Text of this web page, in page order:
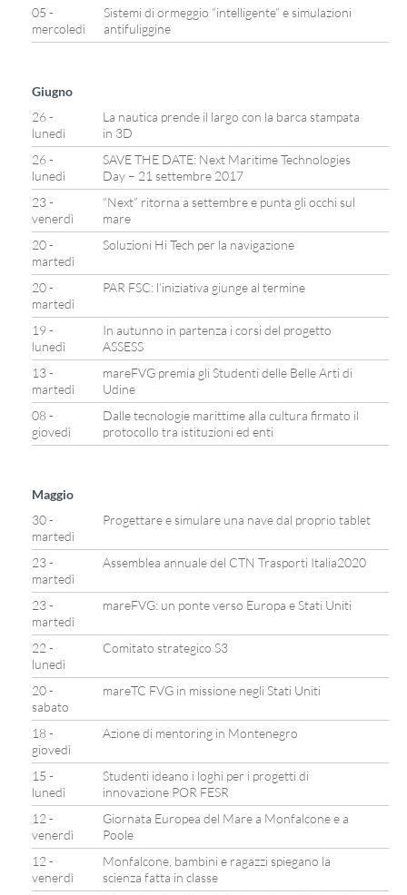
05 -
mercoledì
Sistemi di ormeggio “intelligente” e simulazioni
antifuliggine
Giugno
26 -
lunedì
La nautica prende il largo con la barca stampata
in 3D
26 -
lunedì
SAVE THE DATE: Next Maritime Technologies
Day – 21 settembre 2017
23 -
venerdì
“Next” ritorna a settembre e punta gli occhi sul
mare
20 -
martedì
Soluzioni Hi Tech per la navigazione
20 -
martedì
PAR FSC: l’iniziativa giunge al termine
19 -
lunedì
In autunno in partenza i corsi del progetto
ASSESS
13 -
martedì
mareFVG premia gli Studenti delle Belle Arti di
Udine
08 -
giovedì
Dalle tecnologie marittime alla cultura firmato il
protocollo tra istituzioni ed enti
Maggio
30 -
martedì
Progettare e simulare una nave dal proprio tablet
23 -
martedì
Assemblea annuale del CTN Trasporti Italia2020
23 -
martedì
mareFVG: un ponte verso Europa e Stati Uniti
22 -
lunedì
Comitato strategico S3
20 -
sabato
mareTC FVG in missione negli Stati Uniti
18 -
giovedì
Azione di mentoring in Montenegro
15 -
lunedì
Studenti ideano i loghi per i progetti di
innovazione POR FESR
12 -
venerdì
Giornata Europea del Mare a Monfalcone e a
Poole
12 -
venerdì
Monfalcone, bambini e ragazzi spiegano la
scienza fatta in classe